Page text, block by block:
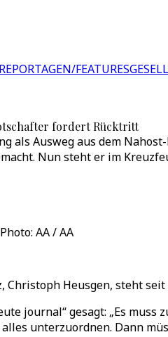
REPORTAGEN/FEATURES
fordert Rücktritt
als Ausweg aus dem
Nun steht er im
AA / AA
Christoph Heusgen, steht
journal“ gesagt: „Es
unterzuordnen. Dann